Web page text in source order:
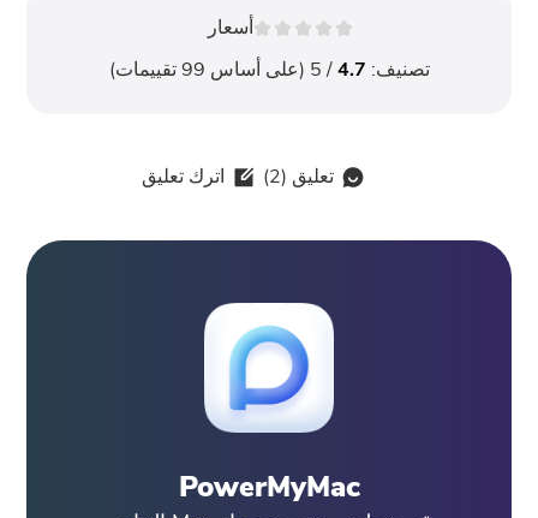
أسعار
تصنيف: 4.7/ 5 (على أساس 99تقييمات)
تعليق (2
) اترك تعليق
PowerMyMac